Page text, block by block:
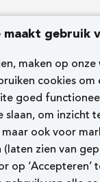
maakt gebruik
maken op
cookies
goed
slaan, om inzicht
ook voor
zien van
op ‘Accepteren’